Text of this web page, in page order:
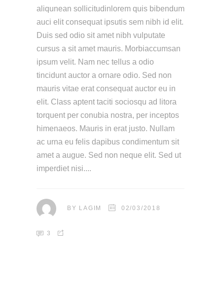
aliqunean sollicitudinlorem quis bibendum
auci elit consequat ipsutis sem nibh id elit.
Duis sed odio sit amet nibh vulputate
cursus a sit amet mauris. Morbiaccumsan
ipsum velit. Nam nec tellus a odio
tincidunt auctor a ornare odio. Sed non
mauris vitae erat consequat auctor eu in
elit. Class aptent taciti sociosqu ad litora
torquent per conubia nostra, per inceptos
himenaeos. Mauris in erat justo. Nullam
ac urna eu felis dapibus condimentum sit
amet a augue. Sed non neque elit. Sed ut
imperdiet nisi.
BY LAGIM 02/03/2018
3